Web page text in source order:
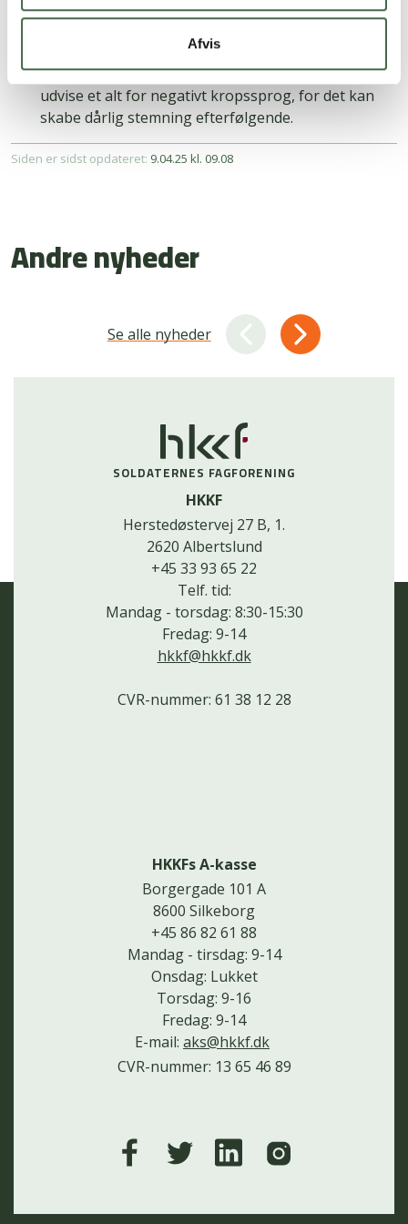
Afvis
indstille dig. Du kan for eksempel tale om dine
arbejdstid, hvis det er en mulighed hos jer. Det
nytter ikke noget at bebrejde din leder eller at
udvise et alt for negativt kropssprog, for det kan
skabe dårlig stemning efterfølgende.
Siden er sidst opdateret: 9.04.25 kl. 09.08
Andre nyheder
Se alle nyheder
SOLDATERNES FAGFORENING
HKKF
Herstedøstervej 27 B, 1.
2620 Albertslund
+45 33 93 65 22
Telf. tid:
Mandag - torsdag: 8:30-15:30
Fredag: 9-14
hkkf@hkkf.dk
CVR-nummer: 61 38 12 28
HKKFs A-kasse
Borgergade 101 A
8600 Silkeborg
+45 86 82 61 88
Mandag - tirsdag: 9-14
Onsdag: Lukket
Torsdag: 9-16
Fredag: 9-14
E-mail: aks@hkkf.dk
CVR-nummer: 13 65 46 89